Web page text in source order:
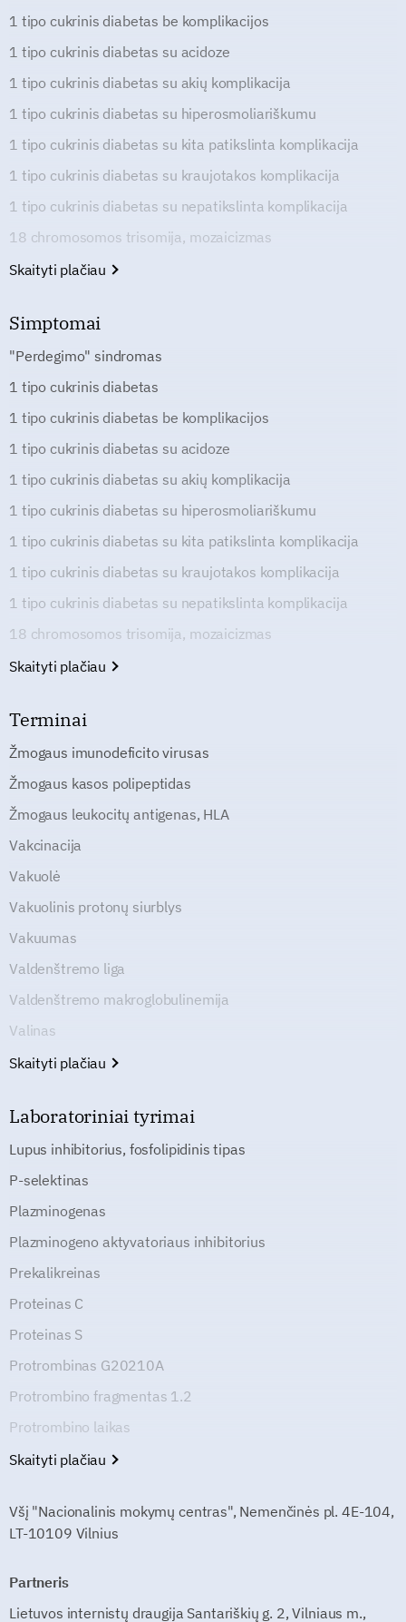
1 tipo cukrinis diabetas be komplikacijos
1 tipo cukrinis diabetas su acidoze
1 tipo cukrinis diabetas su akių komplikacija
1 tipo cukrinis diabetas su hiperosmoliariškumu
1 tipo cukrinis diabetas su kita patikslinta komplikacija
1 tipo cukrinis diabetas su kraujotakos komplikacija
1 tipo cukrinis diabetas su nepatikslinta komplikacija
18 chromosomos trisomija, mozaicizmas
Skaityti plačiau
Simptomai
"Perdegimo" sindromas
1 tipo cukrinis diabetas
1 tipo cukrinis diabetas be komplikacijos
1 tipo cukrinis diabetas su acidoze
1 tipo cukrinis diabetas su akių komplikacija
1 tipo cukrinis diabetas su hiperosmoliariškumu
1 tipo cukrinis diabetas su kita patikslinta komplikacija
1 tipo cukrinis diabetas su kraujotakos komplikacija
1 tipo cukrinis diabetas su nepatikslinta komplikacija
18 chromosomos trisomija, mozaicizmas
Skaityti plačiau
Terminai
Žmogaus imunodeficito virusas
Žmogaus kasos polipeptidas
Žmogaus leukocitų antigenas, HLA
Vakcinacija
Vakuolė
Vakuolinis protonų siurblys
Vakuumas
Valdenštremo liga
Valdenštremo makroglobulinemija
Valinas
Skaityti plačiau
Laboratoriniai tyrimai
Lupus inhibitorius, fosfolipidinis tipas
P-selektinas
Plazminogenas
Plazminogeno aktyvatoriaus inhibitorius
Prekalikreinas
Proteinas C
Proteinas S
Protrombinas G20210A
Protrombino fragmentas 1.2
Protrombino laikas
Skaityti plačiau
Všį "Nacionalinis mokymų centras", Nemenčinės pl. 4E-104,
LT-10109 Vilnius
Partneris
Lietuvos internistų draugija Santariškių g. 2, Vilniaus m.,